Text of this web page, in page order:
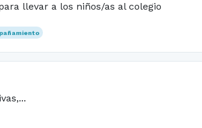
llevar a los niños/as al colegio